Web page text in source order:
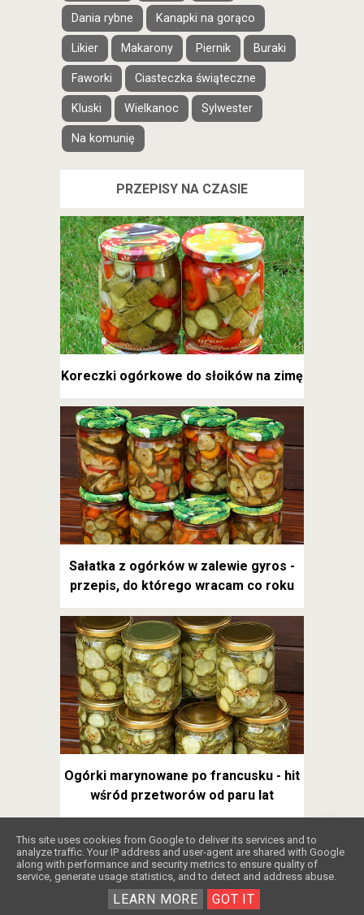
Dania rybne Kanapki na gorąco
Likier Makarony Piernik Buraki
Faworki Ciasteczka świąteczne
Kluski Wielkanoc Sylwester
Na komunię
PRZEPISY NA CZASIE
Koreczki ogórkowe do słoików na zimę
Sałatka z ogórków w zalewie gyros -
przepis, do którego wracam co roku
Ogórki marynowane po francusku - hit
wśród przetworów od paru lat
This site uses cookies from Google to deliver its services and to
analyze traffic. Your IP address and user-agent are shared with Google
along with performance and security metrics to ensure quality of
service, generate usage statistics, and to detect and address abuse.
LEARN MORE GOT IT